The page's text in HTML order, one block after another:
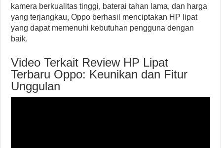
kamera berkualitas tinggi, baterai tahan lama, dan harga
yang terjangkau, Oppo berhasil menciptakan HP lipat
yang dapat memenuhi kebutuhan pengguna dengan
baik.
Video Terkait Review HP Lipat
Terbaru Oppo: Keunikan dan Fitur
Unggulan